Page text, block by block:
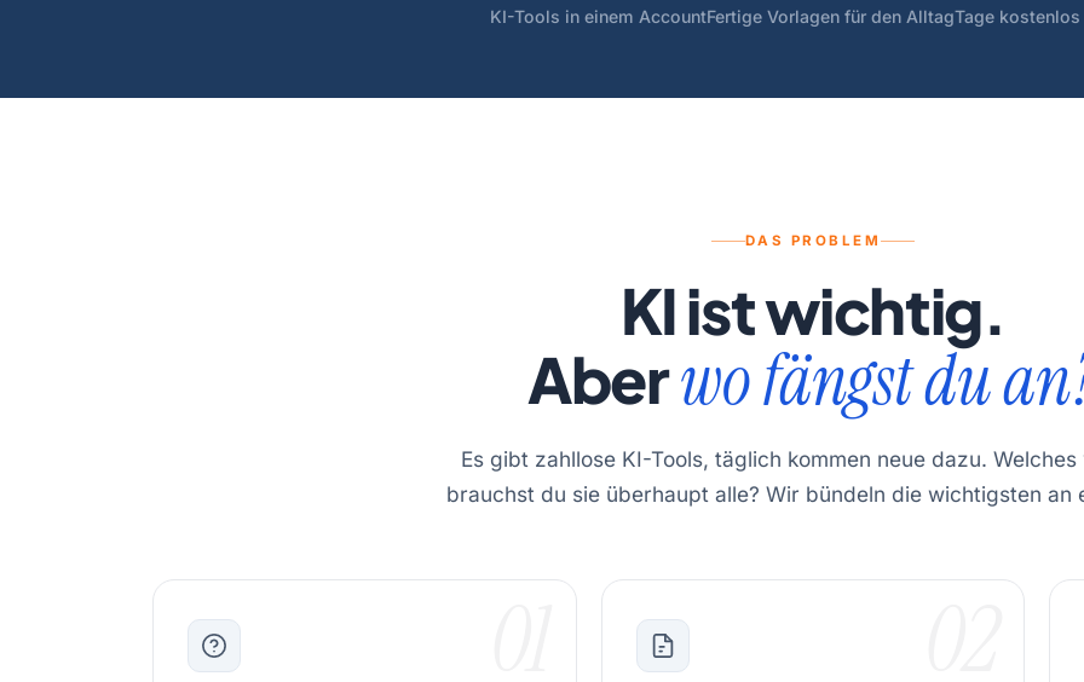
KI-Tools in einem AccountFertige Vorlagen für den AlltagTage
DAS PROBLEM
KI ist wichtig.
Aberwo fängst du
Es gibt zahllose KI-Tools, täglich kommen neue dazu.
brauchst du sie überhaupt alle? Wir bündeln die wichtigsten an